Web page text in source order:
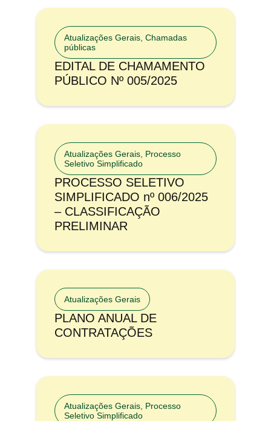
Atualizações Gerais Chamadas
públicas
EDITAL DE CHAMAMENTO
PÚBLICO Nº 005/2025
Atualizações Gerais Processo
Seletivo Simplificado
PROCESSO SELETIVO
SIMPLIFICADO nº 006/2025
– CLASSIFICAÇÃO
PRELIMINAR
Atualizações Gerais
PLANO ANUAL DE
CONTRATAÇÕES
Atualizações Gerais Processo
Seletivo Simplificado